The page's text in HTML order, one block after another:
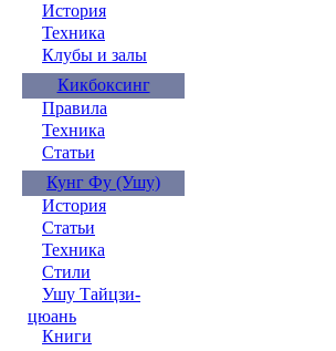
История
Техника
Клубы и залы
Кикбоксинг
Правила
Техника
Статьи
Кунг Фу (Ушу)
История
Статьи
Техника
Стили
Ушу Тайцзи-
цюань
Книги